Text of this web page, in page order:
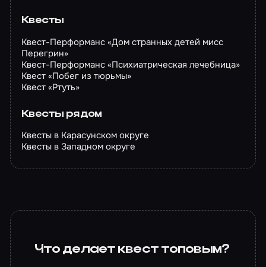
Квесты
Квест-Перформанс «Дом странных детей мисс
Перегрин»
Квест-Перформанс «Психиатрическая лечебница»
Квест «Побег из тюрьмы»
Квест «Ртуть»
Квесты рядом
Квесты в Карасунском округе
Квесты в Западном округе
Что делает квест топовым?